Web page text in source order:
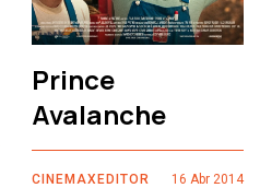
Prince
Avalanche
CINEMAXEDITOR
16 Abr 2014